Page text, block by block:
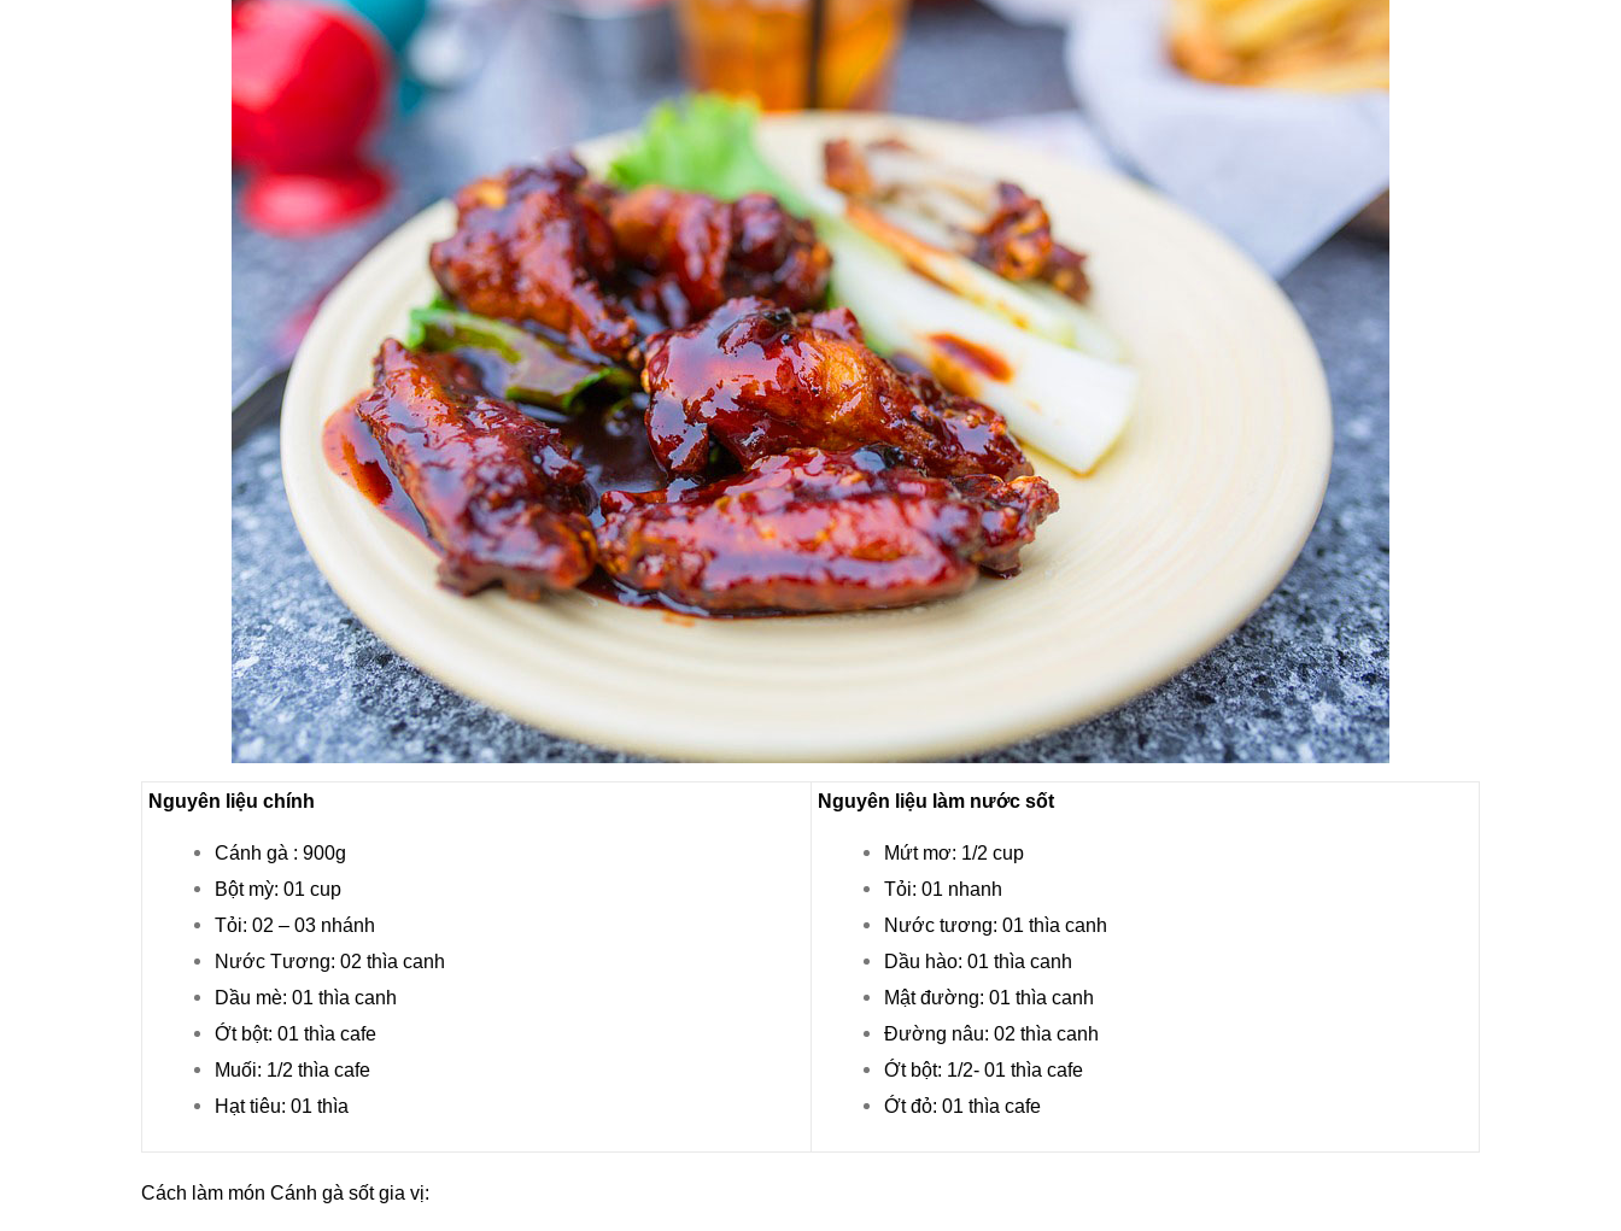
Nguyên liệu chính
Cánh gà : 900g
Bột mỳ: 01 cup
Tỏi: 02 – 03 nhánh
Nước Tương: 02 thìa canh
Dầu mè: 01 thìa canh
Ớt bột: 01 thìa cafe
Muối: 1/2 thìa cafe
Hạt tiêu: 01 thìa
Nguyên liệu làm nước sốt
Mứt mơ: 1/2 cup
Tỏi: 01 nhanh
Nước tương: 01 thìa canh
Dầu hào: 01 thìa canh
Mật đường: 01 thìa canh
Đường nâu: 02 thìa canh
Ớt bột: 1/2- 01 thìa cafe
Ớt đỏ: 01 thìa cafe
Cách làm món Cánh gà sốt gia vị: